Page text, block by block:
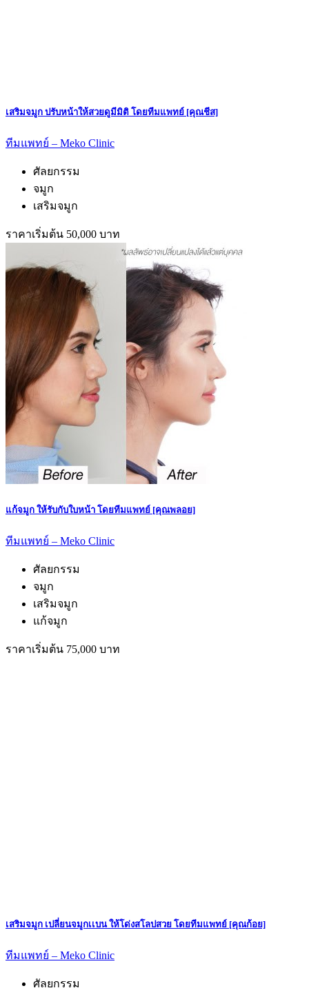
เสริมจมูก ปรับหน้าให้สวยดูมีมิติ โดยทีมแพทย์ [คุณชีส]
ทีมแพทย์ – Meko Clinic
ศัลยกรรม
จมูก
เสริมจมูก
ราคาเริ่มต้น 50,000 บาท
แก้จมูก ให้รับกับใบหน้า โดยทีมแพทย์ [คุณพลอย]
ทีมแพทย์ – Meko Clinic
ศัลยกรรม
จมูก
เสริมจมูก
แก้จมูก
ราคาเริ่มต้น 75,000 บาท
เสริมจมูก เปลี่ยนจมูกเเบน ให้โด่งสโลปสวย โดยทีมแพทย์ [คุณก้อย]
ทีมแพทย์ – Meko Clinic
ศัลยกรรม